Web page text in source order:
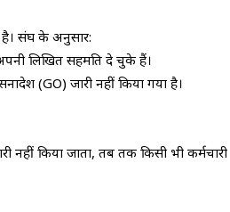
है। संघ के अनुसार:
लिखित सहमति दे चुके हैं।
(GO) जारी नहीं किया गया है।
किया जाता, तब तक किसी भी कर्मचारी